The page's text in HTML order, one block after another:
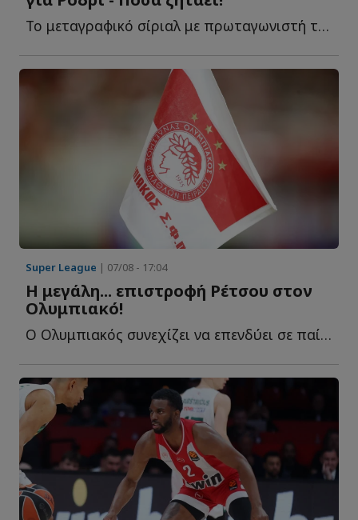
Το μεταγραφικό σίριαλ με πρωταγωνιστή τον Ρόδρι φαίνεται π...
Super League | 07/08 - 17:04
Η μεγάλη... επιστροφή Ρέτσου στον
Ολυμπιακό!
Ο Ολυμπιακός συνεχίζει να επενδύει σε παίκτες που γνωρίζουν κ...